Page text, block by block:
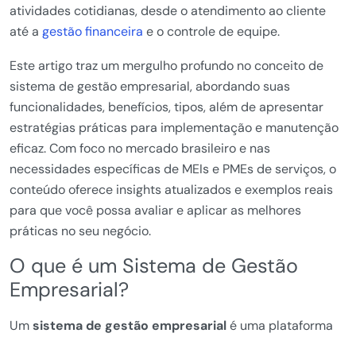
atividades cotidianas, desde o atendimento ao cliente
até a gestão financeira e o controle de equipe.
Este artigo traz um mergulho profundo no conceito de
sistema de gestão empresarial, abordando suas
funcionalidades, benefícios, tipos, além de apresentar
estratégias práticas para implementação e manutenção
eficaz. Com foco no mercado brasileiro e nas
necessidades específicas de MEIs e PMEs de serviços, o
conteúdo oferece insights atualizados e exemplos reais
para que você possa avaliar e aplicar as melhores
práticas no seu negócio.
O que é um Sistema de Gestão
Empresarial?
Umsistema de gestão empresarialé uma plataforma